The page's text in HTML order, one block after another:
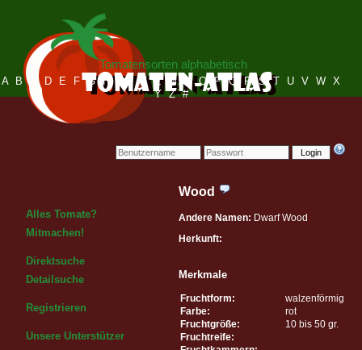
Login
Tomatensorten alphabetisch
A B C D E F G H I J K L M N O P Q R S T U V W X
Y Z #
Alles Tomate?
Mitmachen!
Direktsuche
Detailsuche
Registrieren
Unsere Unterstützer
Wood
Andere Namen: Dwarf Wood
Herkunft:
Merkmale
Fruchtform:
walzenförmig
Farbe:
rot
Fruchtgröße:
10 bis 50 gr.
Fruchtreife: